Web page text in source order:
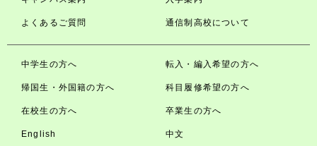
よくあるご質問 通信制高校について
中学生の方へ 転入・編入希望の方へ
帰国生・外国籍の方へ 科目履修希望の方へ
在校生の方へ 卒業生の方へ
English 中文